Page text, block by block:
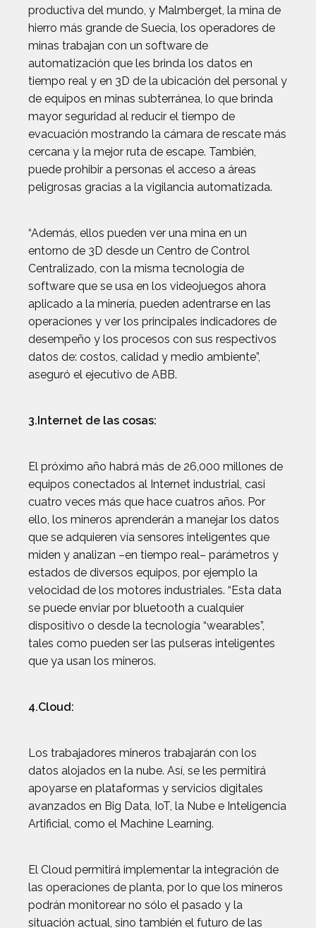
productiva del mundo, y Malmberget, la mina de
hierro más grande de Suecia, los operadores de
minas trabajan con un software de
automatización que les brinda los datos en
tiempo real y en 3D de la ubicación del personal y
de equipos en minas subterránea, lo que brinda
mayor seguridad al reducir el tiempo de
evacuación mostrando la cámara de rescate más
cercana y la mejor ruta de escape. También,
puede prohibir a personas el acceso a áreas
peligrosas gracias a la vigilancia automatizada.
“Además, ellos pueden ver una mina en un
entorno de 3D desde un Centro de Control
Centralizado, con la misma tecnología de
software que se usa en los videojuegos ahora
aplicado a la minería, pueden adentrarse en las
operaciones y ver los principales indicadores de
desempeño y los procesos con sus respectivos
datos de: costos, calidad y medio ambiente”,
aseguró el ejecutivo de ABB.
3.Internet de las cosas:
El próximo año habrá más de 26,000 millones de
equipos conectados al Internet industrial, casi
cuatro veces más que hace cuatros años. Por
ello, los mineros aprenderán a manejar los datos
que se adquieren vía sensores inteligentes que
miden y analizan –en tiempo real– parámetros y
estados de diversos equipos, por ejemplo la
velocidad de los motores industriales. “Esta data
se puede enviar por bluetooth a cualquier
dispositivo o desde la tecnología “wearables”,
tales como pueden ser las pulseras inteligentes
que ya usan los mineros.
4.Cloud:
Los trabajadores mineros trabajarán con los
datos alojados en la nube. Así, se les permitirá
apoyarse en plataformas y servicios digitales
avanzados en Big Data, IoT, la Nube e Inteligencia
Artificial, como el Machine Learning.
El Cloud permitirá implementar la integración de
las operaciones de planta, por lo que los mineros
podrán monitorear no sólo el pasado y la
situación actual, sino también el futuro de las